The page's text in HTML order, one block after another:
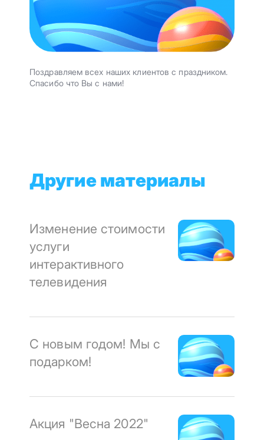
Поздравляем всех наших клиентов с праздником.
Спасибо что Вы с нами!
Другие материалы
Изменение стоимости
услуги
интерактивного
телевидения
С новым годом! Мы с
подарком!
Акция "Весна 2022"